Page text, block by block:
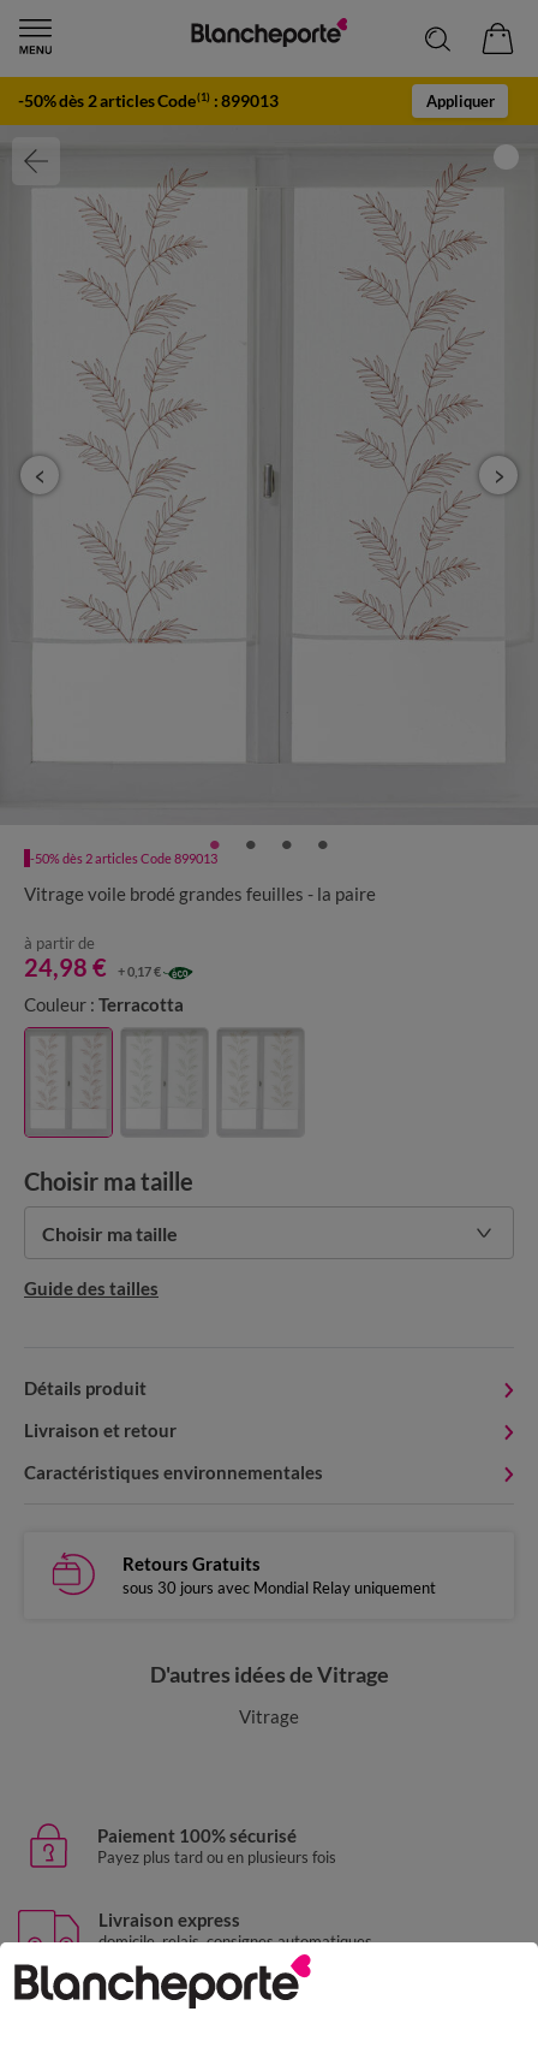
-50% dès 2 articles Code(1) :899013 Appliquer
-50% dès 2 articles Code 899013
Vitrage voile brodé grandes feuilles - la paire
à partir de
24,98 € + 0,17 €
Couleur : Terracotta
Choisir ma taille
Choisir ma taille
Guide des tailles
Détails produit
Livraison et retour
Caractéristiques environnementales
Retours Gratuits
sous 30 jours avec Mondial Relay uniquement
D'autres idées de Vitrage
Vitrage
Paiement 100% sécurisé
Payez plus tard ou en plusieurs fois
Livraison express
domicile, relais, consignes automatiques
Retours gratuits